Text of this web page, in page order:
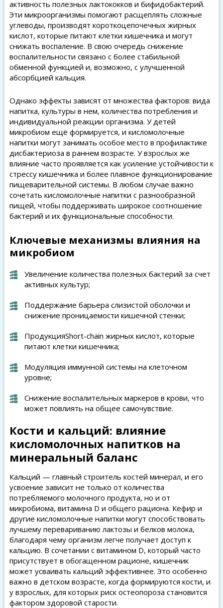
активность полезных лактококков и бифидобактерий.
Эти микроорганизмы помогают расщеплять сложные
углеводы, производят короткоцепочечных жирных
кислот, которые питают клетки кишечника и могут
снижать воспаление. В свою очередь снижение
воспалительности связано с более стабильной
обменной функцией и, возможно, с улучшенной
абсорбцией кальция.
Однако эффекты зависят от множества факторов: вида
напитка, культуры в нем, количества потребления и
индивидуальной реакции организма. У детей
микробиом ещё формируется, и кисломолочные
напитки могут занимать особое место в профилактике
дисбактериоза в раннем возрасте. У взрослых же
влияние часто проявляется как усиление устойчивости к
стрессу кишечника и более плавное функционирование
пищеварительной системы. В любом случае важно
сочетать кисломолочные напитки с разнообразной
пищей, чтобы поддерживать широкое соотношение
бактерий и их функциональные способности.
Ключевые механизмы влияния на
микробиом
Увеличение количества полезных бактерий за счет
активных культур;
Поддержание барьера слизистой оболочки и
снижение проницаемости кишечной стенки;
ПродукцияShort-chain жирных кислот, которые
питают клетки кишечника;
Модуляция иммунной системы на клеточном
уровне;
Снижение воспалительных маркеров в крови, что
может повлиять на общее самочувствие.
Кости и кальций: влияние
кисломолочных напитков на
минеральный баланс
Кальций — главный строитель костей минерал, и его
усвоение зависит не только от количества
потребляемого молочного продукта, но и от
микробиома, витамина D и общего рациона. Кефир и
другие кисломолочные напитки могут способствовать
лучшему перевариванию лактозы и белков молока,
благодаря чему организм легче получает доступ к
кальцию. В сочетании с витамином D, который часто
присутствует в обогащенном рационе, кишечник
может усваивать кальций эффективнее. Это особенно
важно в детском возрасте, когда формируются кости, и
у взрослых, для которых риск остеопороза становится
фактором здоровой старости.